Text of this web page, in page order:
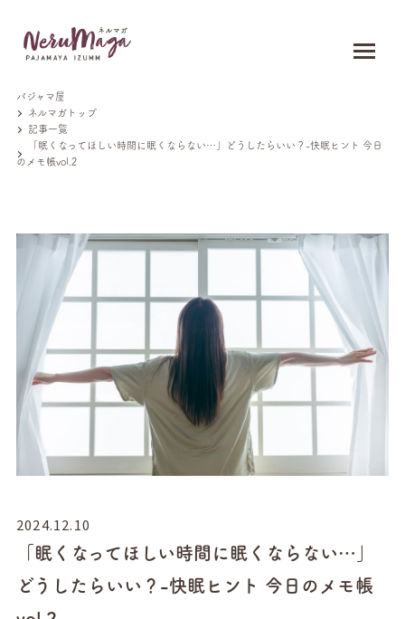
パジャマ屋
ネルマガトップ
記事一覧
「眠くなってほしい時間に眠くならない…」どうしたらいい？-快眠ヒント 今日
のメモ帳vol.2
2024.12.10
「眠くなってほしい時間に眠くならない…」
どうしたらいい？-快眠ヒント 今日のメモ帳